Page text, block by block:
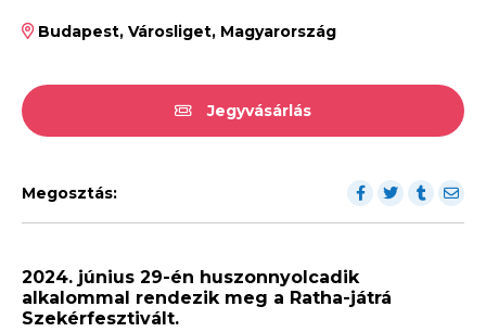
Budapest, Városliget, Magyarország
Jegyvásárlás
Megosztás:
2024. június 29-én huszonnyolcadik
alkalommal rendezik meg a Ratha-játrá
Szekérfesztivált.